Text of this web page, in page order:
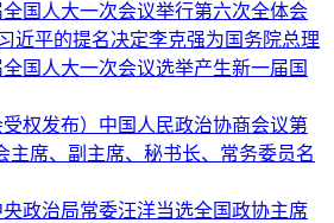
国人大一次会议举行第六次全体会
近平的提名决定李克强为国务院总理
国人大一次会议选举产生新一届国
受权发布）中国人民政治协商会议第
主席、副主席、秘书长、常务委员名
央政治局常委汪洋当选全国政协主席